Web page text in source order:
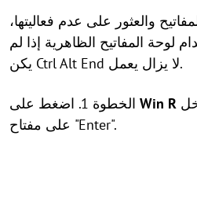
والعثور على عدم فعاليتها،
لوحة المفاتيح الظاهرية إذا لم
يكن Ctrl Alt End لا يزال يعمل.
Win R
على مفتاح "Enter".